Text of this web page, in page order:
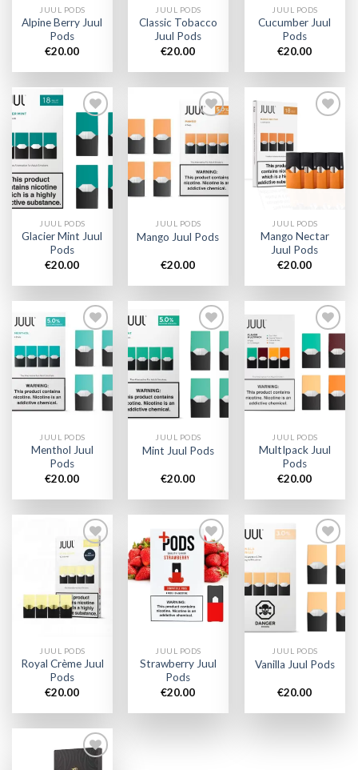
JUUL PODS
Alpine Berry Juul
Pods
€20.00
JUUL PODS
Classic Tobacco
Juul Pods
€20.00
JUUL PODS
Cucumber Juul
Pods
€20.00
Add to
wishlist
JUUL PODS
Glacier Mint Juul
Pods
€20.00
Add to
wishlist
JUUL PODS
Mango Juul Pods
€20.00
Add to
wishlist
JUUL PODS
Mango Nectar
Juul Pods
€20.00
Add to
JUUL PODS
Menthol Juul
Pods
€20.00
Add to
wishlist
JUUL PODS
Mint Juul Pods
€20.00
Add to
wishlist
JUUL PODS
MultIpack Juul
Pods
€20.00
Add to
wishlist
JUUL PODS
Royal Crème Juul
Pods
€20.00
Add to
wishlist
JUUL PODS
Strawberry Juul
Pods
€20.00
Add to
wishlist
JUUL PODS
Vanilla Juul Pods
€20.00